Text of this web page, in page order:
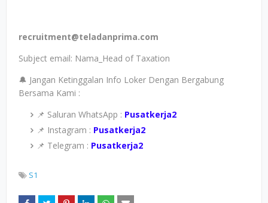
recruitment@teladanprima.com
Subject email: Nama_Head of Taxation
🔔 Jangan Ketinggalan Info Loker Dengan Bergabung
Bersama Kami :
📌 Saluran WhatsApp : Pusatkerja2
📌 Instagram : Pusatkerja2
📌 Telegram : Pusatkerja2
S1